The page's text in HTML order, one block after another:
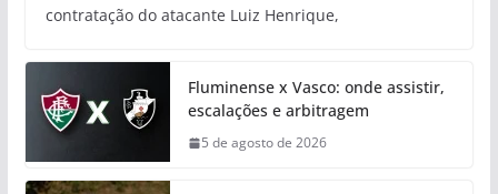
contratação do atacante Luiz Henrique,
Fluminense x Vasco: onde assistir,
escalações e arbitragem
5 de agosto de 2026